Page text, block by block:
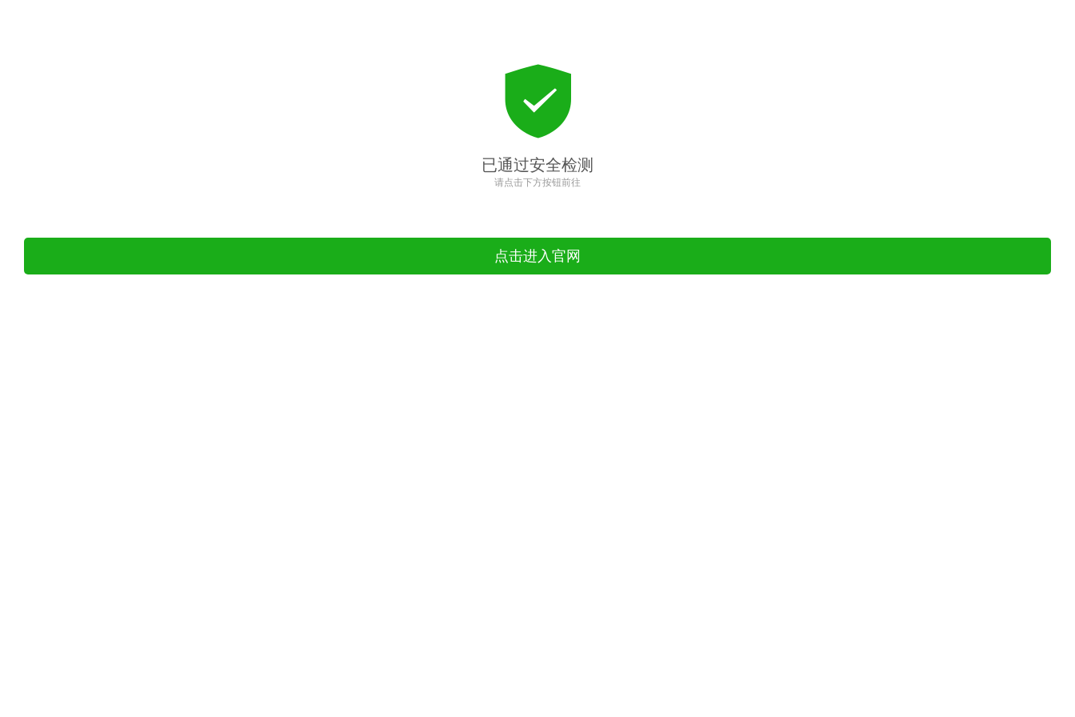
已通过安全检测
请点击下方按钮前往
点击进入官网